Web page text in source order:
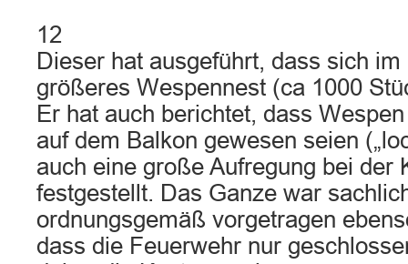
12
Dieser hat ausgeführt, dass sich
größeres Wespennest (ca 1000
Er hat auch berichtet, dass
auf dem Balkon gewesen seien
auch eine große Aufregung bei der
festgestellt. Das Ganze war
ordnungsgemäß vorgetragen
dass die Feuerwehr nur